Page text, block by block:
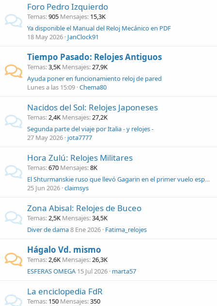
Foro Pedro Izquierdo
Temas 905 Mensajes 15,3K
Ya disponible el Manual del Reloj Mecánico en PDF
18 May 2026 JanClock91
Tiempo Pasado: Relojes Antiguos
Temas 3,5K Mensajes 27,9K
Ayuda poner en funcionamiento reloj de pared
Lunes a las 15:09 Chema80
Nacidos del Sol: Relojes Japoneses
Temas 2,4K Mensajes 27,2K
Segunda parte del viaje por Italia - y relojes -
27 May 2026 jota7777
Hora Zulú: Relojes Militares
Temas 670 Mensajes 8K
El Shturmanskie ruso que llevó Gagarin en el primer vuelo espacial de la Historia.
25 Jun 2026 claimsys
Zona Abisal: Relojes de Buceo
Temas 2,5K Mensajes 34,5K
Diver de dama8 Ene 2026 Fatima_relojes
Hágalo Vd. mismo
Temas 2,6K Mensajes 26,3K
ESFERAS OMEGA 15 Jul 2026 marta57
La enciclopedia FdR
Temas 150 Mensajes 350